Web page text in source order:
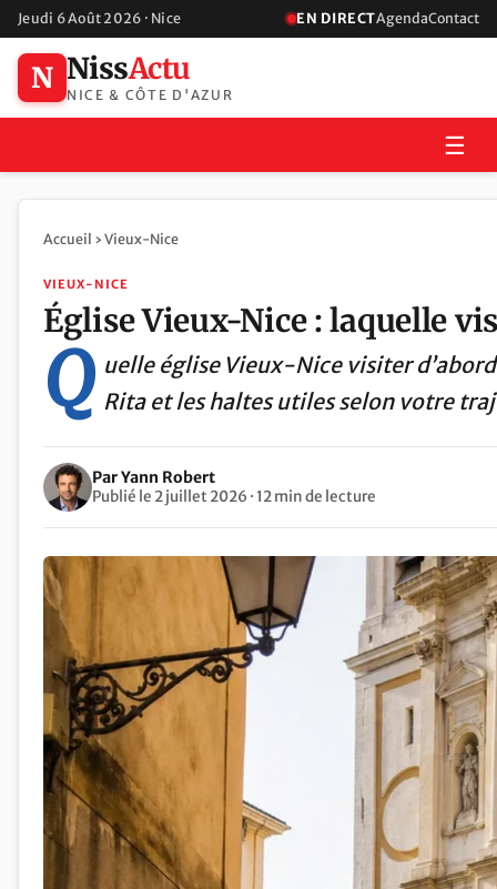
Jeudi 6 Août 2026 · Nice EN DIRECTAgendaContact
N NissActu
NICE & CÔTE D'AZUR
☰
Accueil › Vieux-Nice
VIEUX-NICE
Église Vieux-Nice : laquelle
Q uelle église Vieux-Nice visiter
Rita et les haltes utiles selon votre
Par Yann Robert
Publié le 2 juillet 2026 · 12 min de lecture